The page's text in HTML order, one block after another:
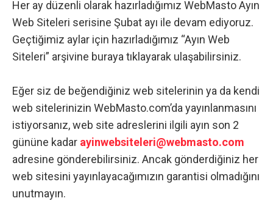
Her ay düzenli olarak hazırladığımız WebMasto Ayın
Web Siteleri serisine Şubat ayı ile devam ediyoruz.
Geçtiğimiz aylar için hazırladığımız “Ayın Web
Siteleri” arşivine buraya tıklayarak ulaşabilirsiniz.
Eğer siz de beğendiğiniz web sitelerinin ya da kendi
web sitelerinizin WebMasto.com’da yayınlanmasını
istiyorsanız, web site adreslerini ilgili ayın son 2
gününe kadar ayinwebsiteleri@webmasto.com
adresine gönderebilirsiniz. Ancak gönderdiğiniz her
web sitesini yayınlayacağımızın garantisi olmadığını
unutmayın.